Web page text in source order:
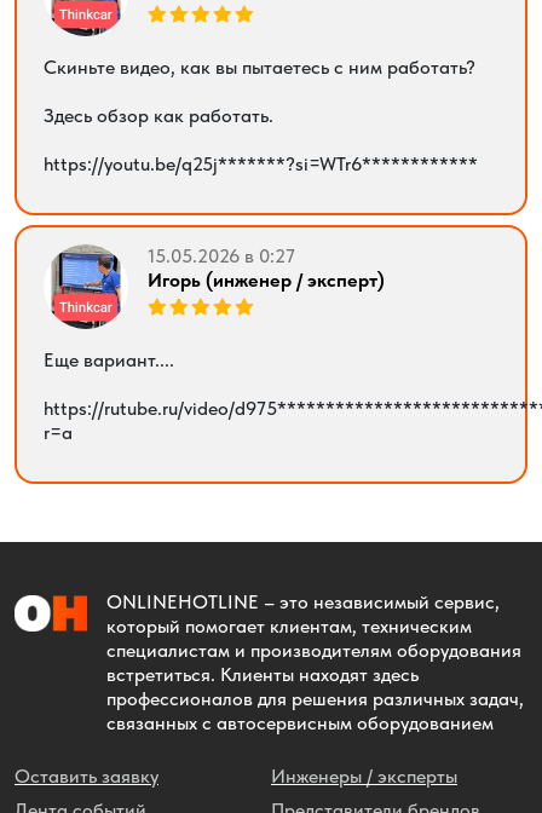
Скиньте видео, как вы пытаетесь с ним работать?
Здесь обзор как работать.
https://youtu.be/q25j*******?si=WTr6************
Игорь (инженер / эксперт)
15.05.2026 в 0:27
Еще вариант....
https://rutube.ru/video/
r=a
ONLINEHOTLINE – это независимый сервис,
который помогает клиентам, техническим
специалистам и производителям оборудования
встретиться. Клиенты находят здесь
профессионалов для решения различных задач,
связанных с автосервисным оборудованием
Оставить заявку
Инженеры / эксперты